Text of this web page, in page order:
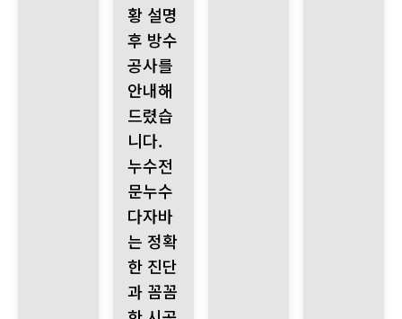
황 설명
후 방수
공사를
안내해
드렸습
니다.
누수전
문누수
다자바
는 정확
한 진단
과 꼼꼼